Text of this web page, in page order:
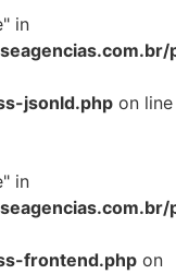
in
jsonld.php on line
in
frontend.php on